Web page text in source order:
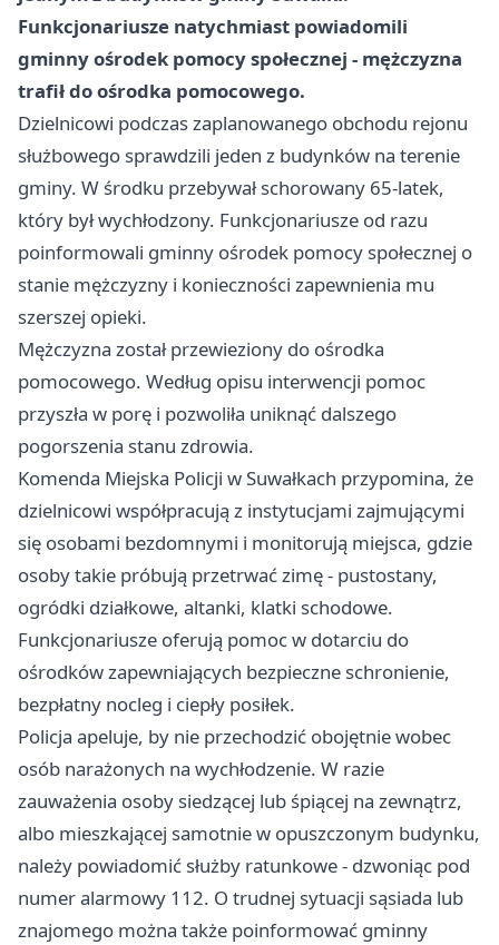
Funkcjonariusze natychmiast powiadomili
gminny ośrodek pomocy społecznej - mężczyzna
trafił do ośrodka pomocowego.
Dzielnicowi podczas zaplanowanego obchodu rejonu
służbowego sprawdzili jeden z budynków na terenie
gminy. W środku przebywał schorowany 65-latek,
który był wychłodzony. Funkcjonariusze od razu
poinformowali gminny ośrodek pomocy społecznej o
stanie mężczyzny i konieczności zapewnienia mu
szerszej opieki.
Mężczyzna został przewieziony do ośrodka
pomocowego. Według opisu interwencji pomoc
przyszła w porę i pozwoliła uniknąć dalszego
pogorszenia stanu zdrowia.
Komenda Miejska Policji w Suwałkach przypomina, że
dzielnicowi współpracują z instytucjami zajmującymi
się osobami bezdomnymi i monitorują miejsca, gdzie
osoby takie próbują przetrwać zimę - pustostany,
ogródki działkowe, altanki, klatki schodowe.
Funkcjonariusze oferują pomoc w dotarciu do
ośrodków zapewniających bezpieczne schronienie,
bezpłatny nocleg i ciepły posiłek.
Policja apeluje, by nie przechodzić obojętnie wobec
osób narażonych na wychłodzenie. W razie
zauważenia osoby siedzącej lub śpiącej na zewnątrz,
albo mieszkającej samotnie w opuszczonym budynku,
należy powiadomić służby ratunkowe - dzwoniąc pod
numer alarmowy 112. O trudnej sytuacji sąsiada lub
znajomego można także poinformować gminny